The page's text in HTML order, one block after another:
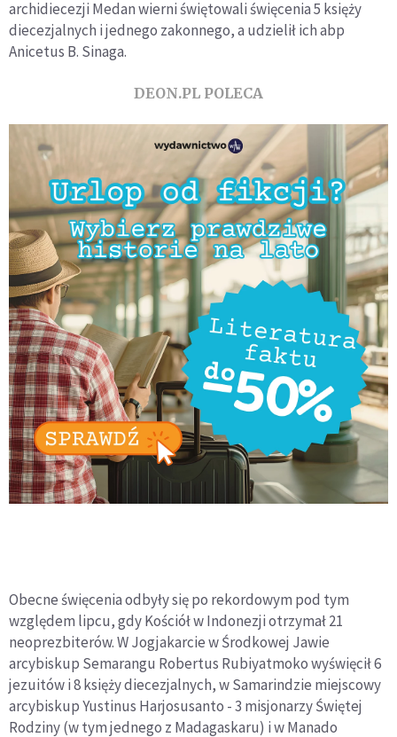
archidiecezji Medan wierni świętowali święcenia 5 księży
diecezjalnych i jednego zakonnego, a udzielił ich abp
Anicetus B. Sinaga.
DEON.PL POLECA
Obecne święcenia odbyły się po rekordowym pod tym
względem lipcu, gdy Kościół w Indonezji otrzymał 21
neoprezbiterów. W Jogjakarcie w Środkowej Jawie
arcybiskup Semarangu Robertus Rubiyatmoko wyświęcił 6
jezuitów i 8 księży diecezjalnych, w Samarindzie miejscowy
arcybiskup Yustinus Harjosusanto - 3 misjonarzy Świętej
Rodziny (w tym jednego z Madagaskaru) i w Manado